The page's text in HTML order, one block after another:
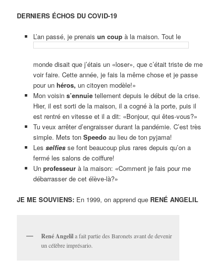
DERNIERS ÉCHOS DU COVID-19
L’an passé, je prenais un coupà la maison. Tout le
monde disait que j’étais un «loser», que c’était triste de me
voir faire. Cette année, je fais la même chose et je passe
pour un héros, un citoyen modèle!»
Mon voisin s’ennuietellement depuis le début de la crise.
Hier, il est sorti de la maison, il a cogné à la porte, puis il
est rentré en vitesse et il a dit: «Bonjour, qui êtes-vous?»
Tu veux arrêter d’engraisser durant la pandémie. C’est très
simple. Mets ton Speedoau lieu de ton pyjama!
Les selfiesse font beaucoup plus rares depuis qu’on a
fermé les salons de coiffure!
Un professeurà la maison: «Comment je fais pour me
débarrasser de cet élève-là?»
JE ME SOUVIENS: En 1999, on apprend que RENÉ ANGELIL
René Angelila fait partie des Baronets avant de devenir
un célèbre imprésario.